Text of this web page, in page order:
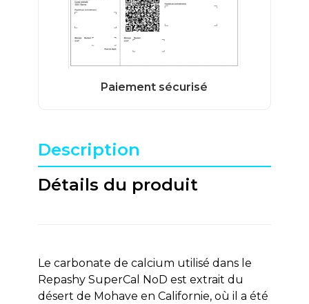
Description
Détails du produit
Le carbonate de calcium utilisé dans le
Repashy SuperCal NoD est extrait du
désert de Mohave en Californie, où il a été